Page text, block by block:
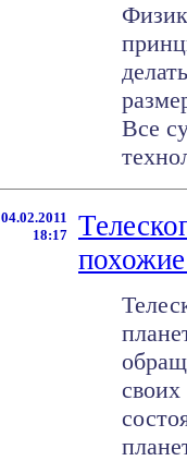
Все
04.02.2011
18:17
своих